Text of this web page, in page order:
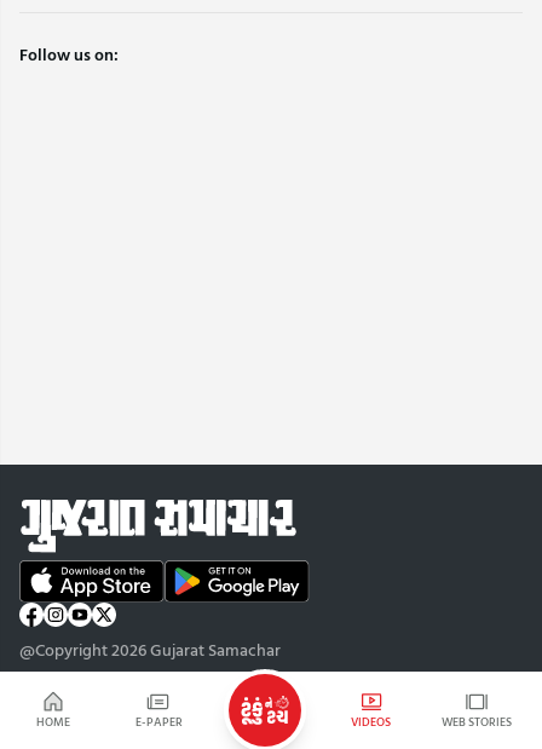
HOME E-PAPER VIDEOS WEB STORIES
Follow us on:
@Copyright 2026 Gujarat Samachar